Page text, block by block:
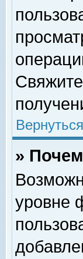
»
уровне